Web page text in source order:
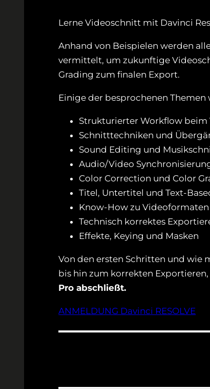
Lerne Videoschnitt mit Davinci
Anhand von Beispielen werden
vermittelt, um zukunftige
Grading zum finalen Export.
Einige der besprochenen Themen
Strukturierter Workflow beim
Schnitttechniken und
Sound Editing und
Audio/Video
Color Correction und Color
Titel, Untertitel und Text-
Know-How zu
Technisch korrektes
Effekte, Keying und Masken
Von den ersten Schritten und wie
bis hin zum korrekten
Pro abschließt.
ANMELDUNG Davinci RESOLVE